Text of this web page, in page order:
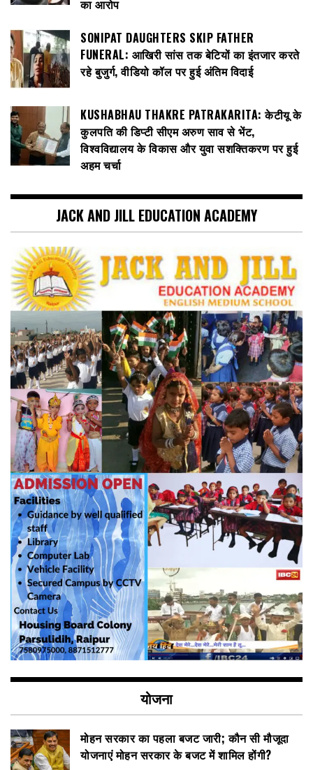
का आरोप
SONIPAT DAUGHTERS SKIP FATHER
FUNERAL: आखिरी सांस तक बेटियों का इंतजार करते
रहे बुजुर्ग, वीडियो कॉल पर हुई अंतिम विदाई
KUSHABHAU THAKRE PATRAKARITA: केटीयू के
कुलपति की डिप्टी सीएम अरुण साव से भेंट,
विश्वविद्यालय के विकास और युवा सशक्तिकरण पर हुई
अहम चर्चा
JACK AND JILL EDUCATION ACADEMY
योजना
मोहन सरकार का पहला बजट जारी; कौन सी मौजूदा
योजनाएं मोहन सरकार के बजट में शामिल होंगी?